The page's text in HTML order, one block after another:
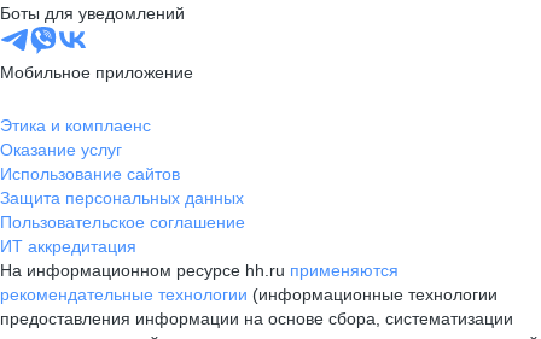
Боты для уведомлений
Мобильное приложение
Этика и комплаенс
Оказание услуг
Использование сайтов
Защита персональных данных
Пользовательское соглашение
ИТ аккредитация
На информационном ресурсе hh.ru применяются
рекомендательные технологии (информационные технологии
предоставления информации на основе сбора, систематизации